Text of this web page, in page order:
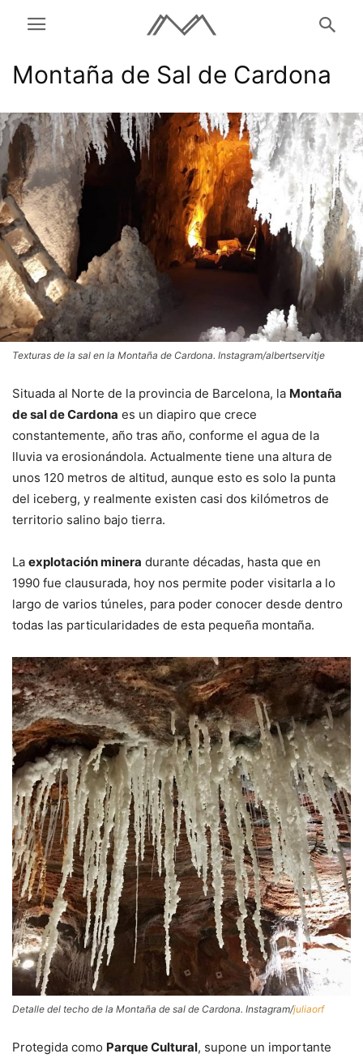
Montaña de Sal de Cardona
Texturas de la sal en la Montaña de Cardona. Instagram/albertservitje
Situada al Norte de la provincia de Barcelona, la Montaña
de sal de Cardona es un diapiro que crece
constantemente, año tras año, conforme el agua de la
lluvia va erosionándola. Actualmente tiene una altura de
unos 120 metros de altitud, aunque esto es solo la punta
del iceberg, y realmente existen casi dos kilómetros de
territorio salino bajo tierra.
La explotación minera durante décadas, hasta que en
1990 fue clausurada, hoy nos permite poder visitarla a lo
largo de varios túneles, para poder conocer desde dentro
todas las particularidades de esta pequeña montaña.
Detalle del techo de la Montaña de sal de Cardona. Instagram/juliaorf
Protegida como Parque Cultural, supone un importante